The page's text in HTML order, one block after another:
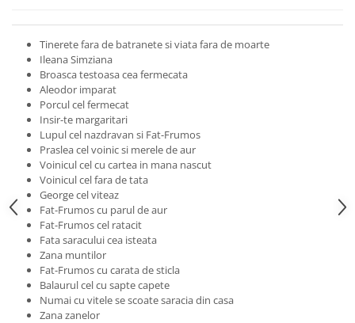
Tinerete fara de batranete si viata fara de moarte
Ileana Simziana
Broasca testoasa cea fermecata
Aleodor imparat
Porcul cel fermecat
Insir-te margaritari
Lupul cel nazdravan si Fat-Frumos
Praslea cel voinic si merele de aur
Voinicul cel cu cartea in mana nascut
Voinicul cel fara de tata
George cel viteaz
Fat-Frumos cu parul de aur
Fat-Frumos cel ratacit
Fata saracului cea isteata
Zana muntilor
Fat-Frumos cu carata de sticla
Balaurul cel cu sapte capete
Numai cu vitele se scoate saracia din casa
Zana zanelor